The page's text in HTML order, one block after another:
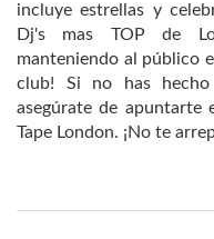
incluye estrellas y
Dj's mas TOP de
manteniendo al público
club! Si no has
asegúrate de apuntarte
Tape London. ¡No te